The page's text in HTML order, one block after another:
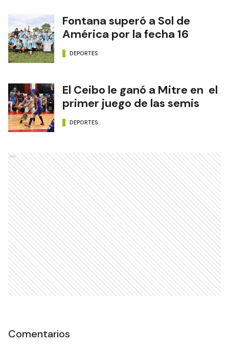
Fontana superó a Sol de
América por la fecha 16
DEPORTES
El Ceibo le ganó a Mitre en el
primer juego de las semis
DEPORTES
Ads
Comentarios